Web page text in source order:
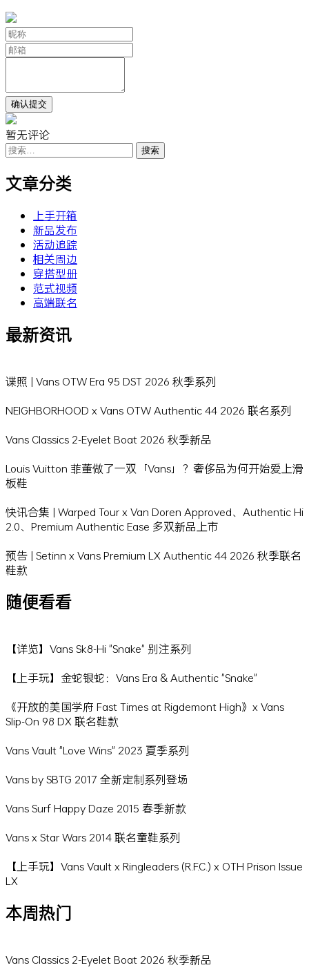
暂无评论
搜
索：
文章分类
上手开箱
新品发布
活动追踪
相关周边
穿搭型册
范式视频
高端联名
最新资讯
谍照 | Vans OTW Era 95 DST 2026 秋季系列
NEIGHBORHOOD x Vans OTW Authentic 44 2026 联名系列
Vans Classics 2-Eyelet Boat 2026 秋季新品
Louis Vuitton 菲董做了一双「Vans」？奢侈品为何开始爱上滑
板鞋
快讯合集 | Warped Tour x Van Doren Approved、Authentic Hi
2.0、Premium Authentic Ease 多双新品上市
预告 | Setinn x Vans Premium LX Authentic 44 2026 秋季联名
鞋款
随便看看
【详览】Vans Sk8-Hi "Snake" 别注系列
【上手玩】金蛇银蛇：Vans Era & Authentic "Snake"
《开放的美国学府 Fast Times at Rigdemont High》x Vans
Slip-On 98 DX 联名鞋款
Vans Vault "Love Wins" 2023 夏季系列
Vans by SBTG 2017 全新定制系列登场
Vans Surf Happy Daze 2015 春季新款
Vans x Star Wars 2014 联名童鞋系列
【上手玩】Vans Vault x Ringleaders (R.F.C.) x OTH Prison Issue
LX
本周热门
Vans Classics 2-Eyelet Boat 2026 秋季新品